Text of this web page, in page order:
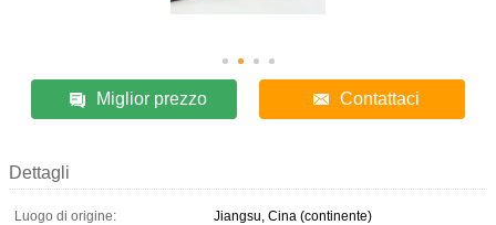
Miglior prezzo Contattaci
Dettagli
Luogo di origine:
Jiangsu, Cina (continente)